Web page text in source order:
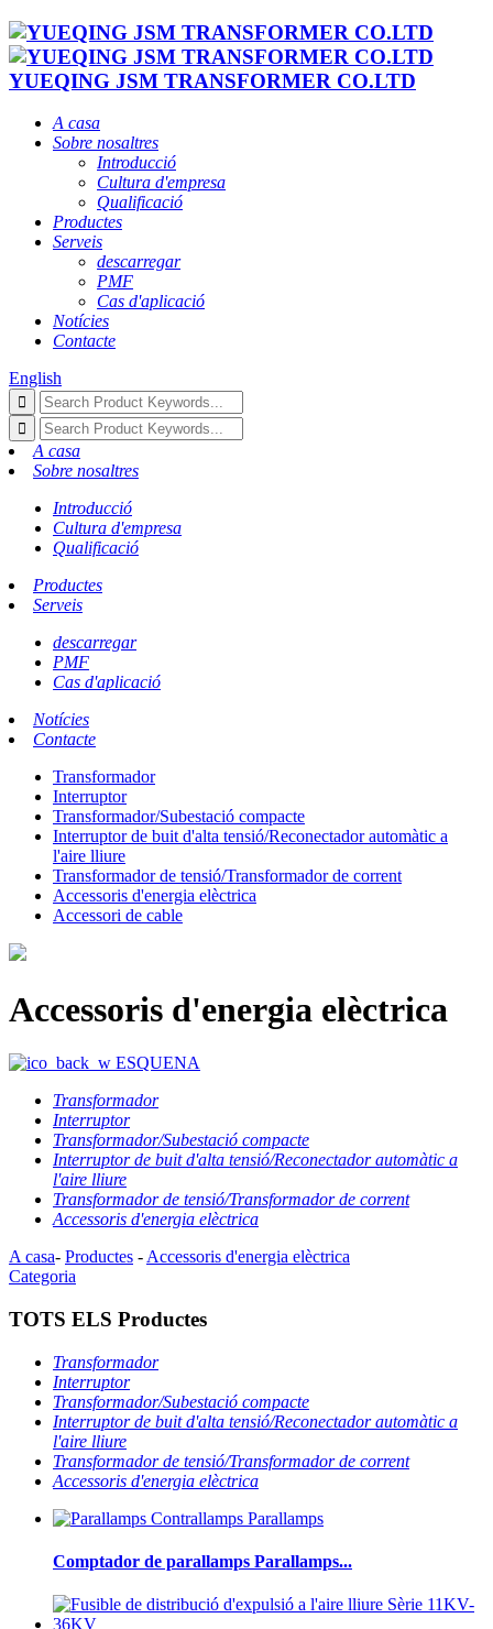
YUEQING JSM TRANSFORMER CO.LTD
A casa
Sobre nosaltres
Introducció
Cultura d'empresa
Qualificació
Productes
Serveis
descarregar
PMF
Cas d'aplicació
Notícies
Contacte
English
A casa
Sobre nosaltres
Introducció
Cultura d'empresa
Qualificació
Productes
Serveis
descarregar
PMF
Cas d'aplicació
Notícies
Contacte
Transformador
Interruptor
Transformador/Subestació compacte
Interruptor de buit d'alta tensió/Reconectador automàtic a
l'aire lliure
Transformador de tensió/Transformador de corrent
Accessoris d'energia elèctrica
Accessori de cable
Accessoris d'energia elèctrica
ESQUENA
Transformador
Interruptor
Transformador/Subestació compacte
Interruptor de buit d'alta tensió/Reconectador automàtic a
l'aire lliure
Transformador de tensió/Transformador de corrent
Accessoris d'energia elèctrica
A casa- Productes - Accessoris d'energia elèctrica
Categoria
TOTS ELS Productes
Transformador
Interruptor
Transformador/Subestació compacte
Interruptor de buit d'alta tensió/Reconectador automàtic a
l'aire lliure
Transformador de tensió/Transformador de corrent
Accessoris d'energia elèctrica
Comptador de parallamps Parallamps...